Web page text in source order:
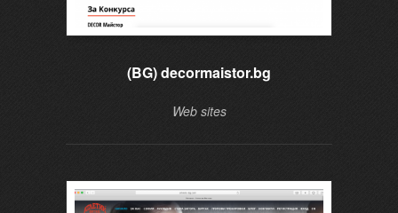
(BG) decormaistor.bg
Web sites